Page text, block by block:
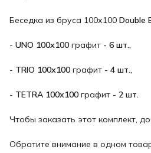
Беседка из бруса 100х100 Double
- UNO 100х100 графит - 6 шт.,
- TRIO 100х100 графит - 4 шт.,
- TETRA 100х100 графит - 2 шт.
Чтобы заказать этот комплект,
Обратите внимание в одном